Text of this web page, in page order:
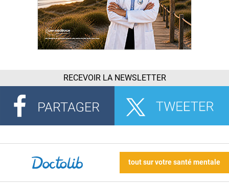
RECEVOIR LA NEWSLETTER
tout sur votre santé mentale